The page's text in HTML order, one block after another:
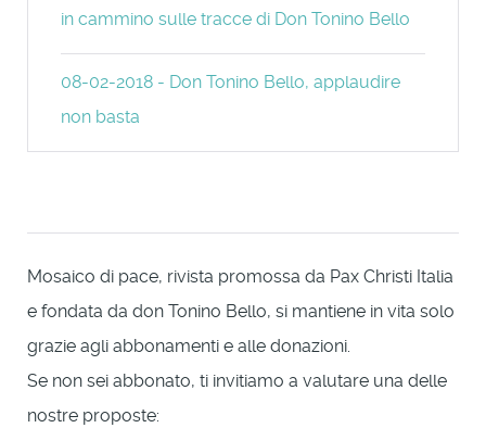
in cammino sulle tracce di Don Tonino Bello
08-02-2018 - Don Tonino Bello, applaudire
non basta
Mosaico di pace, rivista promossa da Pax Christi Italia
e fondata da don Tonino Bello, si mantiene in vita solo
grazie agli abbonamenti e alle donazioni.
Se non sei abbonato, ti invitiamo a valutare una delle
nostre proposte: